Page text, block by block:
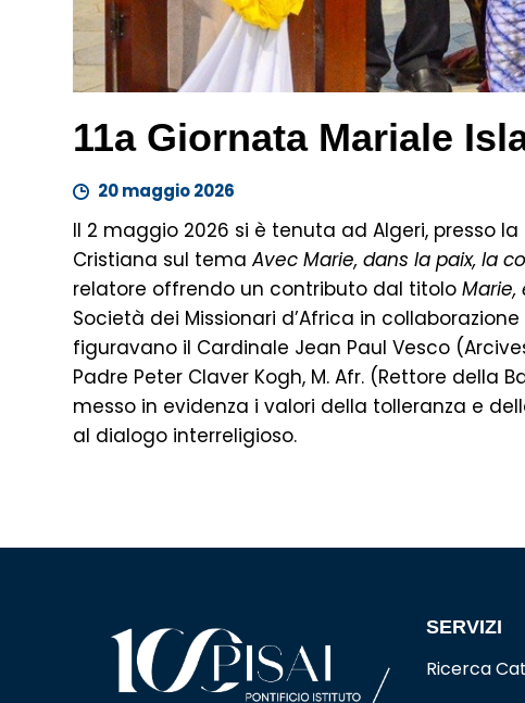
11a Giornata Mariale
20 maggio 2026
Il 2 maggio 2026 si è tenuta ad Algeri, presso
Cristiana sul temaAvec Marie, dans la paix, la
relatore offrendo un contributo dal titoloMarie,
Società dei Missionari d’Africa in
figuravano il Cardinale Jean Paul Vesco
Padre Peter Claver Kogh, M. Afr. (Rettore della
messo in evidenza i valori della tolleranza e
al dialogo interreligioso.
SERVIZI
Ricerca